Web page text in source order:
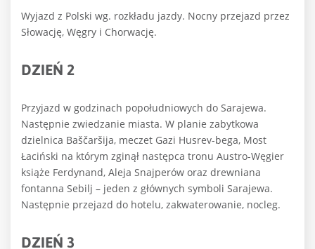
Wyjazd z Polski wg. rozkładu jazdy. Nocny przejazd przez
Słowację, Węgry i Chorwację.
DZIEŃ 2
Przyjazd w godzinach popołudniowych do Sarajewa.
Następnie zwiedzanie miasta. W planie zabytkowa
dzielnica Baščaršija, meczet Gazi Husrev-bega, Most
Łaciński na którym zginął następca tronu Austro-Węgier
książe Ferdynand, Aleja Snajperów oraz drewniana
fontanna Sebilj – jeden z głównych symboli Sarajewa.
Następnie przejazd do hotelu, zakwaterowanie, nocleg.
DZIEŃ 3